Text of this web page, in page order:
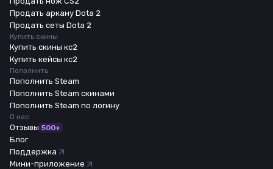
Продать аркану Dota 2
Продать сеты Dota 2
Купить скины
Купить скины кс2
Купить кейсы кс2
Пополнить
Пополнить Steam
Пополнить Steam скинами
Пополнить Steam по логину
О нас
Отзывы 500+
Блог
Поддержка
Мини-приложение